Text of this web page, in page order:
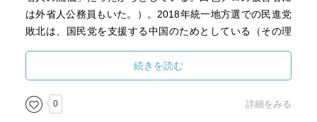
は外省人公務員もいた。）。2018年統一地方選での民進党
敗北は、国民党を支援する中国のためとしている（その理
特に最近の台湾に絞った本ではないので、数十年の歴史
を振り返れば先述の二項対立が本書の中で大きな影を落と
すのは仕方ないかもしれないが、それに留まらない最近の
変化やその変化の大きさももっと知りたかった。
続きを読む
0 詳細をみる